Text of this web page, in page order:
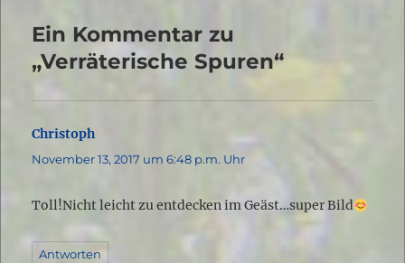
Ein Kommentar zu
„Verräterische Spuren“
Christoph
November 13, 2017 um 6:48 p.m. Uhr
Toll!Nicht leicht zu entdecken im Geäst…super Bild
Antworten